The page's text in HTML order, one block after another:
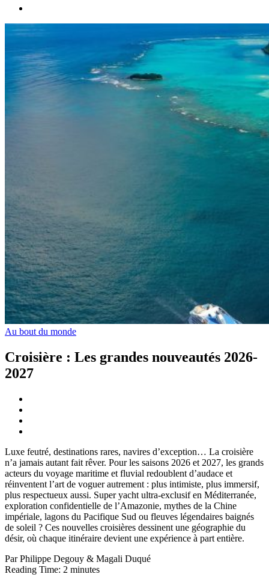
Au bout du monde
Croisière : Les grandes nouveautés 2026-
2027
Luxe feutré, destinations rares, navires d’exception… La croisière
n’a jamais autant fait rêver. Pour les saisons 2026 et 2027, les grands
acteurs du voyage maritime et fluvial redoublent d’audace et
réinventent l’art de voguer autrement : plus intimiste, plus immersif,
plus respectueux aussi. Super yacht ultra-exclusif en Méditerranée,
exploration confidentielle de l’Amazonie, mythes de la Chine
impériale, lagons du Pacifique Sud ou fleuves légendaires baignés
de soleil ? Ces nouvelles croisières dessinent une géographie du
désir, où chaque itinéraire devient une expérience à part entière.
Par Philippe Degouy & Magali Duqué
Reading Time: 2 minutes